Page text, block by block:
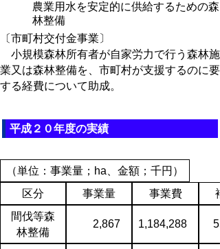
農業用水を安定的に供給するための森
林整備
〔市町村交付金事業〕
小規模森林所有者が自家労力で行う森林施
業又は森林整備を、市町村が支援するのに要
する経費について助成。
平成２０年度の実績
（単位：事業量；ha、金額；千円）
区分
事業量 事業費
間伐等森
林整備
2,867 1,184,288